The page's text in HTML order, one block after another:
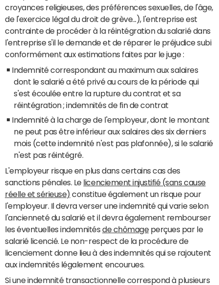
croyances religieuses, des préférences sexuelles, de l'âge,
de l'exercice légal du droit de grève...), l'entreprise est
contrainte de procéder à la réintégration du salarié dans
l'entreprise s'il le demande et de réparer le préjudice subi
conformément aux estimations faites par le juge :
Indemnité correspondant au maximum aux salaires
dont le salarié a été privé au cours de la période qui
s'est écoulée entre la rupture du contrat et sa
réintégration ; indemnités de fin de contrat
Indemnité à la charge de l'employeur, dont le montant
ne peut pas être inférieur aux salaires des six derniers
mois (cette indemnité n'est pas plafonnée), si le salarié
n'est pas réintégré.
L'employeur risque en plus dans certains cas des
sanctions pénales. Le licenciement injustifié (sans cause
réelle et sérieuse) constitue également un risque pour
l'employeur. Il devra verser une indemnité qui varie selon
l'ancienneté du salarié et il devra également rembourser
les éventuelles indemnitésde chômageperçues par le
salarié licencié. Le non-respect de la procédure de
licenciement donne lieu à des indemnités qui se rajoutent
aux indemnités légalement encourues.
Si une indemnité transactionnelle correspond à plusieurs